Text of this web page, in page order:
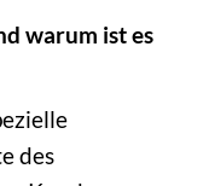
warum ist es
des